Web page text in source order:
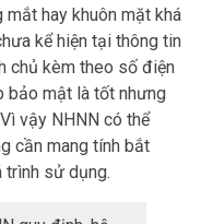
hay khuôn mặt khá
kể hiện tại thông tin
chủ kèm theo số điện
bảo mật là tốt nhưng
vậy NHNN có thể
cần mang tính bắt
trình sử dụng.